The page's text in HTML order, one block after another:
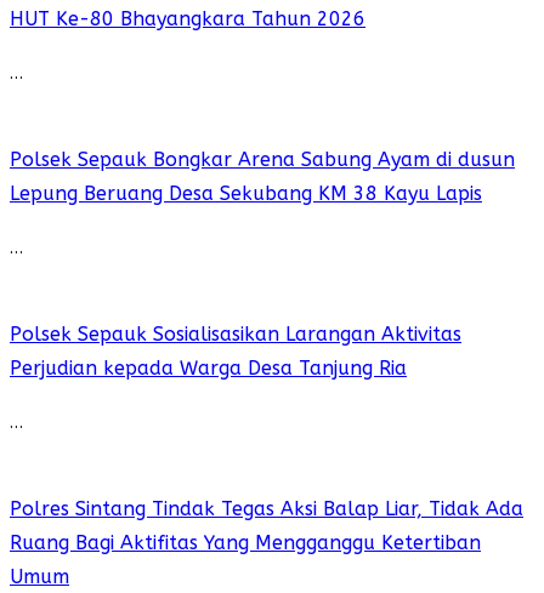
HUT Ke-80 Bhayangkara Tahun 2026
…
Polsek Sepauk Bongkar Arena Sabung Ayam di dusun
Lepung Beruang Desa Sekubang KM 38 Kayu Lapis
…
Polsek Sepauk Sosialisasikan Larangan Aktivitas
Perjudian kepada Warga Desa Tanjung Ria
…
Polres Sintang Tindak Tegas Aksi Balap Liar, Tidak Ada
Ruang Bagi Aktifitas Yang Mengganggu Ketertiban
Umum